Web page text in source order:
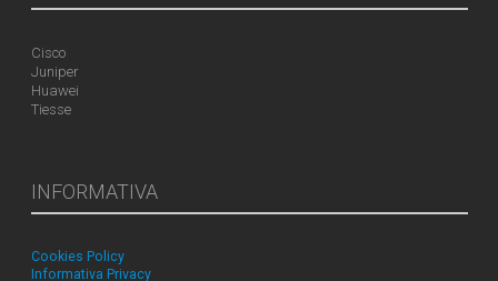
Cisco
Juniper
Huawei
Tiesse
INFORMATIVA
Cookies Policy
Informativa Privacy